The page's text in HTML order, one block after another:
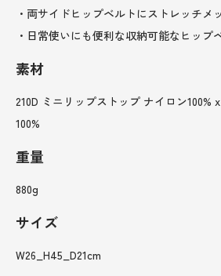
・両サイドヒップベルトにストレッチメ
・日常使いにも便利な収納可能なヒップ
素材
210D ミニリップストップ ナイロン100%
100%
重量
880g
サイズ
W26_H45_D21cm